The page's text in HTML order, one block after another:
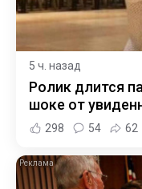
5 ч. назад
Ролик длится
шоке от
298 54 62